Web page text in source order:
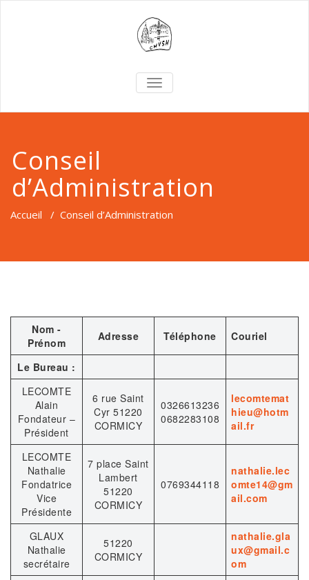
TOGGLE
NAVIGATION
Conseil
d’Administration
Accueil / Conseil d’Administration
Nom -
Prénom
Adresse Téléphone Couriel
Le Bureau :
LECOMTE
Alain
Fondateur –
Président
6 rue Saint
Cyr 51220
CORMICY
0326613236
0682283108
lecomtemat
hieu@hotm
ail.fr
LECOMTE
Nathalie
Fondatrice
Vice
Présidente
7 place Saint
Lambert
51220
CORMICY
0769344118
nathalie.lec
omte14@gm
ail.com
GLAUX
Nathalie
secrétaire
51220
CORMICY
nathalie.gla
ux@gmail.c
om